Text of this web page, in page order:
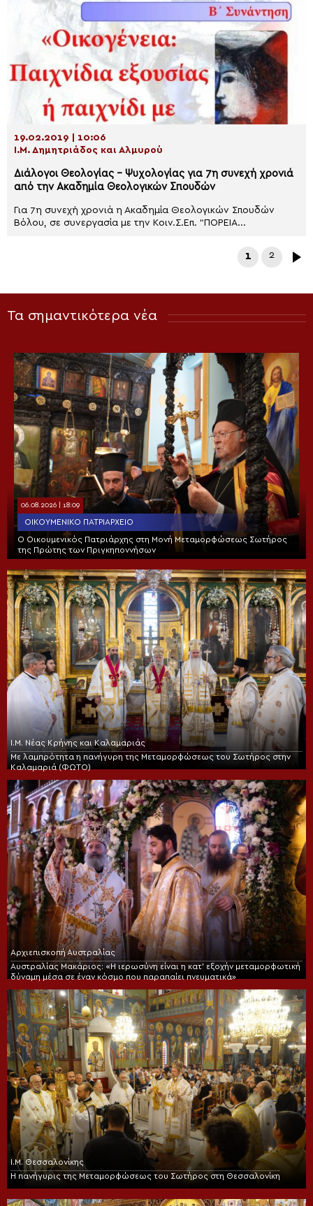
19.02.2019 | 10:06
Ι.Μ. Δημητριάδος και Αλμυρού
Διάλογοι Θεολογίας – Ψυχολογίας για 7η συνεχή χρονιά
από την Ακαδημία Θεολογικών Σπουδών
Για 7η συνεχή χρονιά η Ακαδημία Θεολογικών Σπουδών
Βόλου, σε συνεργασία με την Κοιν.Σ.Επ. “ΠΟΡΕΙΑ...
1 2
Τα σημαντικότερα νέα
06.08.2026 | 18:09
ΟΙΚΟΥΜΕΝΙΚΌ ΠΑΤΡΙΑΡΧΕΊΟ
Ο Οικουμενικός Πατριάρχης στη Μονή Μεταμορφώσεως Σωτήρος
της Πρώτης των Πριγκηποννήσων
Ι.Μ. Νέας Κρήνης και Καλαμαριάς
Με λαμπρότητα η πανήγυρη της Μεταμορφώσεως του Σωτήρος στην
Καλαμαριά (ΦΩΤΟ)
Αρχιεπισκοπή Αυστραλίας
Αυστραλίας Μακάριος: «Η ιερωσύνη είναι η κατ’ εξοχήν μεταμορφωτική
δύναμη μέσα σε έναν κόσμο που παραπαίει πνευματικά»
Ι.Μ. Θεσσαλονίκης
Η πανήγυρις της Μεταμορφώσεως του Σωτήρος στη Θεσσαλονίκη